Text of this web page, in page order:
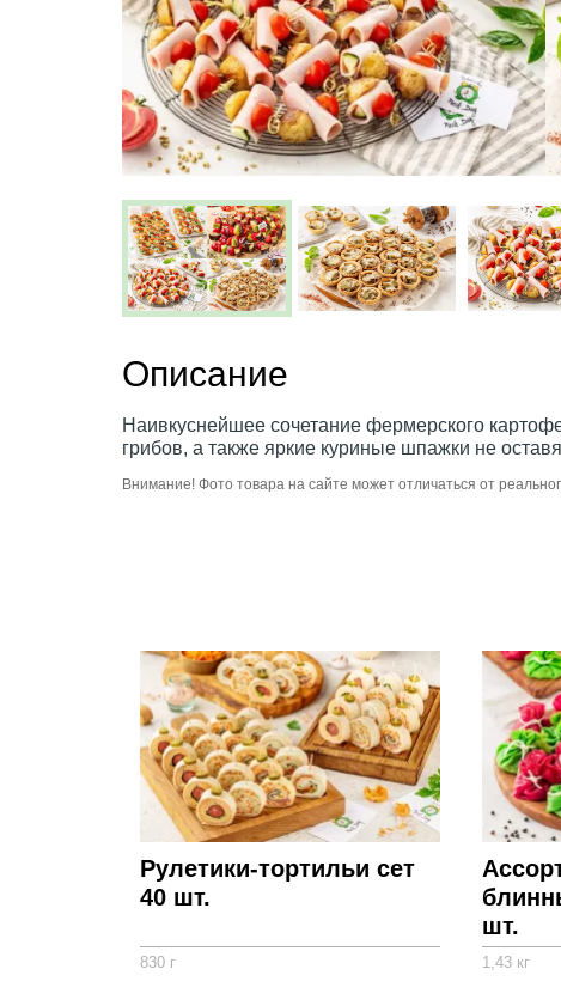
Описание
Наивкуснейшее сочетание фермерского
грибов, а также яркие куриные шпажки не
Внимание! Фото товара на сайте может отличаться от
Рулетики-тортильи сет
40 шт.
830 г
шт.
1,43 кг